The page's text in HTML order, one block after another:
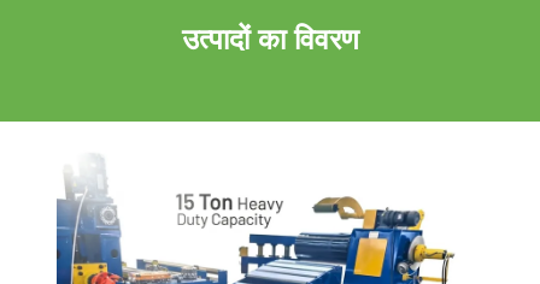
उत्पादों का विवरण